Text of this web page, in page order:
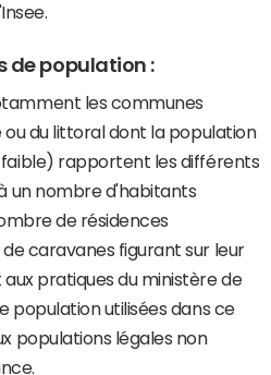
de population :
les communes
du littoral dont la population
rapportent les différents
un nombre d'habitants
de résidences
caravanes figurant sur leur
pratiques du ministère de
population utilisées dans ce
populations légales non